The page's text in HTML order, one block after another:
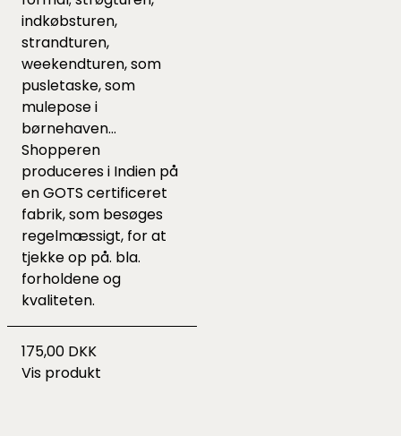
indkøbsturen,
strandturen,
weekendturen, som
pusletaske, som
mulepose i
børnehaven...
Shopperen
produceres i Indien på
en GOTS certificeret
fabrik, som besøges
regelmæssigt, for at
tjekke op på. bla.
forholdene og
kvaliteten.
175,00 DKK
Vis produkt